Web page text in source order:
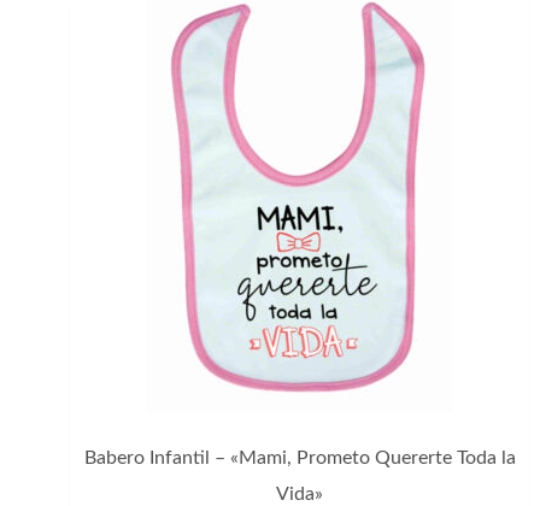
Babero Infantil – «Mami, Prometo Quererte Toda la
Vida»
producto
tiene
múltiples
variantes.
elegir